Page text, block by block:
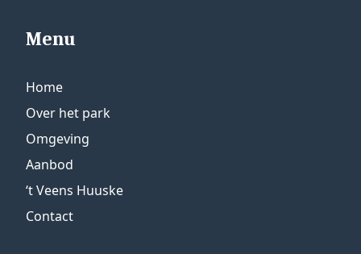
Menu
Home
Over het park
Omgeving
Aanbod
‘t Veens Huuske
Contact